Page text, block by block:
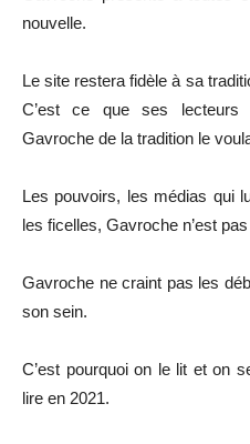
nouvelle.
Le site restera fidèle à sa
C’est ce que ses
Gavroche de la tradition le
Les pouvoirs, les médias qui
les ficelles, Gavroche n’est
Gavroche ne craint pas les
son sein.
C’est pourquoi on le lit et on
lire en 2021.